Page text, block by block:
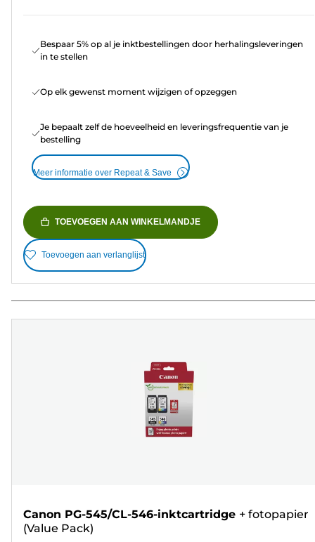
Bespaar 5% op al je inktbestellingen door herhalingsleveringen
in te stellen
Op elk gewenst moment wijzigen of opzeggen
Je bepaalt zelf de hoeveelheid en leveringsfrequentie van je
bestelling
Meer informatie over Repeat & Save
TOEVOEGEN AAN WINKELMANDJE
Toevoegen aan verlanglijst
Canon PG-545/CL-546-inktcartridge + fotopapier
(Value Pack)